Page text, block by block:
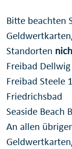
Bitte beachten
Standorten
Freibad Dellwig
Freibad Steele
Friedrichsbad
Seaside Beach
An allen